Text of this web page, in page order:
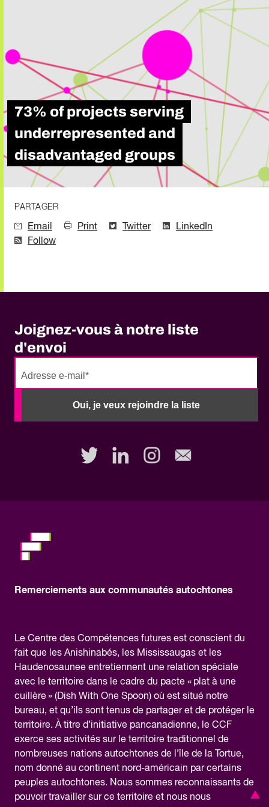
73% of projects serving
underrepresented and
disadvantaged groups
PARTAGER
Email Print Twitter
LinkedIn
Follow
Joignez-vous à notre liste
d'envoi
Oui, je veux rejoindre la liste
No
fill
Remerciements aux communautés autochtones
Le Centre des Compétences futures est conscient du
fait que les Anishinabés, les Mississaugas et les
Haudenosaunee entretiennent une relation spéciale
avec le territoire dans le cadre du pacte « plat à une
cuillère » (Dish With One Spoon) où est situé notre
bureau, et qu’ils sont tenus de partager et de protéger le
territoire. À titre d’initiative pancanadienne, le CCF
exerce ses activités sur le territoire traditionnel de
nombreuses nations autochtones de l’île de la Tortue,
nom donné au continent nord-américain par certains
peuples autochtones. Nous sommes reconnaissants de
pouvoir travailler sur ce territoire et nous nous